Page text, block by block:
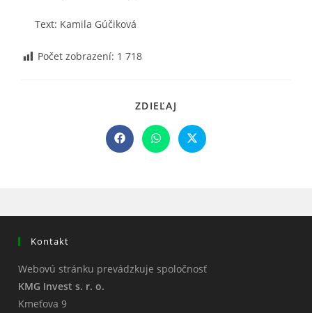
Text: Kamila Gúčiková
Počet zobrazení: 1 718
ZDIEĽAJ
CONTENT
Opens
in
Opens
in
Opens
in
Kontakt
Webovú stránku prevádzkuje spoločnosť
KMG Invest s. r. o.
Kmeťova 9